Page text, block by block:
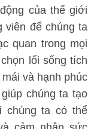
của thế giới
viên để chúng ta
quan trong mọi
lối sống tích
và hạnh phúc
chúng ta tạo
chúng ta có thể